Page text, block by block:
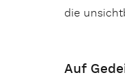
die
Auf